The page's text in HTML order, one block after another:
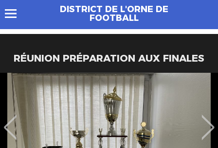
DISTRICT DE L'ORNE DE
FOOTBALL
RÉUNION PRÉPARATION AUX FINALES